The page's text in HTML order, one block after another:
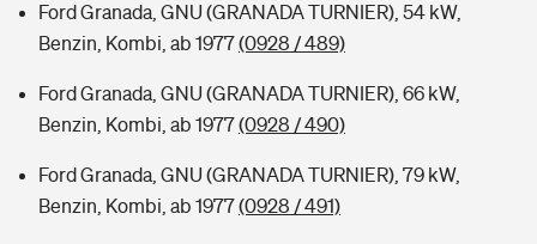
Ford Granada, GNU (GRANADA TURNIER), 54 kW,
Benzin, Kombi, ab 1977(0928 / 489)
Ford Granada, GNU (GRANADA TURNIER), 66 kW,
Benzin, Kombi, ab 1977(0928 / 490)
Ford Granada, GNU (GRANADA TURNIER), 79 kW,
Benzin, Kombi, ab 1977(0928 / 491)